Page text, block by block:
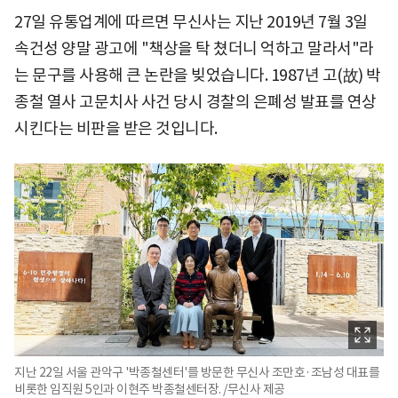
27일 유통업계에 따르면 무신사는 지난 2019년 7월 3일
속건성 양말 광고에 "책상을 탁 쳤더니 억하고 말라서"라
는 문구를 사용해 큰 논란을 빚었습니다. 1987년 고(故) 박
종철 열사 고문치사 사건 당시 경찰의 은폐성 발표를 연상
시킨다는 비판을 받은 것입니다.
지난 22일 서울 관악구 '박종철센터'를 방문한 무신사 조만호·조남성 대표를
비롯한 임직원 5인과 이현주 박종철센터장. /무신사 제공